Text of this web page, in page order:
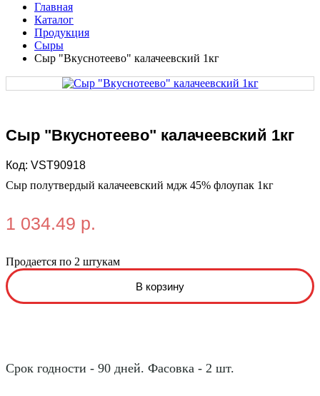
Главная
Каталог
Продукция
Сыры
Сыр "Вкуснотеево" калачеевский 1кг
Сыр "Вкуснотеево" калачеевский 1кг
Код: VST90918
Сыр полутвердый калачеевский мдж 45% флоупак 1кг
1 034.49 р.
Продается по 2 штукам
Срок годности - 90 дней. Фасовка - 2 шт.